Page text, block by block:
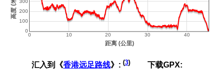
汇入到《香港远足路线》: (3) 下载GPX: